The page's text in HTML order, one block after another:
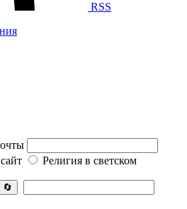
RSS
Религия в светском
🔄